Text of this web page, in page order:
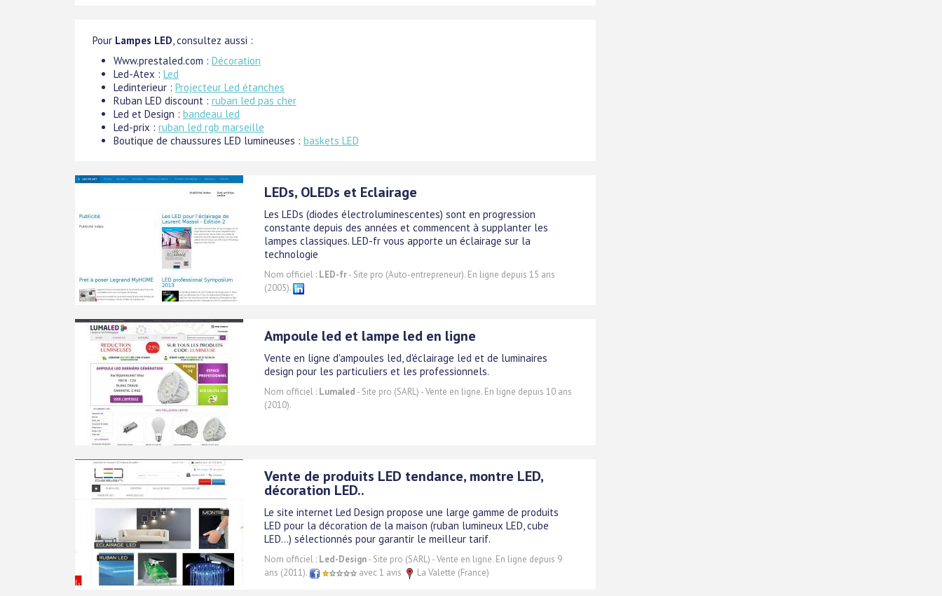
Pour Lampes LED, consultez aussi :
Www.prestaled.com : Décoration
Led-Atex : Led
Ledinterieur : Projecteur Led étanches
Ruban LED discount : ruban led pas cher
Led et Design : bandeau led
Led-prix : ruban led rgb marseille
Boutique de chaussures LED lumineuses : baskets LED
LEDs, OLEDs et Eclairage
Les LEDs (diodes électroluminescentes) sont en progression
constante depuis des années et commencent à supplanter les
lampes classiques. LED-fr vous apporte un éclairage sur la
technologie
Nom officiel : LED-fr- Site pro (Auto-entrepreneur). En ligne depuis 15 ans
(2005).
Ampoule led et lampe led en ligne
Vente en ligne d'ampoules led, d'éclairage led et de luminaires
design pour les particuliers et les professionnels.
Nom officiel : Lumaled - Site pro (SARL) - Vente en ligne. En ligne depuis 10 ans
(2010).
Vente de produits LED tendance, montre LED,
décoration LED..
Le site internet Led Design propose une large gamme de produits
LED pour la décoration de la maison (ruban lumineux LED, cube
LED...) sélectionnés pour garantir le meilleur tarif.
Nom officiel : Led-Design- Site pro (SARL) - Vente en ligne. En ligne depuis 9
ans (2011).
avec 1 avis La Valette (France)